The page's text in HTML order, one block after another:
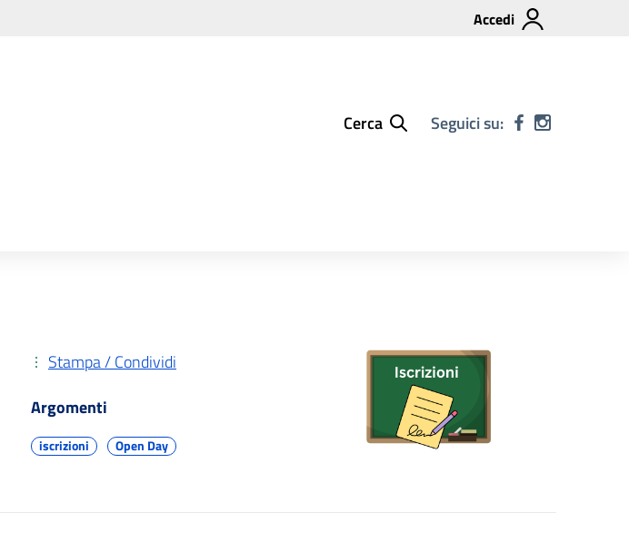
Accedi
Cerca Seguici su:
Stampa / Condividi
Argomenti
iscrizioni Open Day